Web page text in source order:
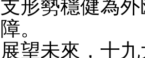
支形勢穩健為
障。
展望未來，十